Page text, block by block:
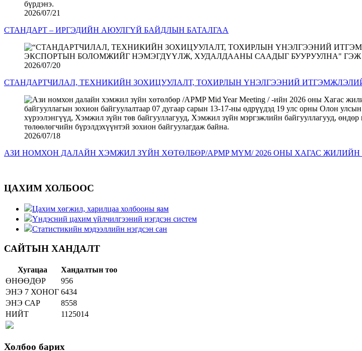
2026/07/21
СТАНДАРТ – ИРГЭДИЙН АЮУЛГҮЙ БАЙДЛЫН БАТАЛГАА
2026/07/20
СТАНДАРТЧИЛАЛ, ТЕХНИКИЙН ЗОХИЦУУЛАЛТ, ТОХИРЛЫН ҮНЭЛГЭЭНИЙ
2026/07/18
АЗИ НОМХОН ДАЛАЙН ХЭМЖИЛ ЗҮЙН ХӨТӨЛБӨР/APMP MYM/ 2026 ОНЫ ХАГАС
ЦАХИМ ХОЛБООС
Цахим хөгжил, харилцаа холбооны яам
Үндэсний цахим үйлчилгээний нэгдсэн систем
Статистикийн мэдээллийн нэгдсэн сан
САЙТЫН ХАНДАЛТ
Хугацаа
Хандалтын тоо
ӨНӨӨДӨР
956
ЭНЭ 7 ХОНОГ 6434
ЭНЭ САР
8558
НИЙТ
1125014
Холбоо барих